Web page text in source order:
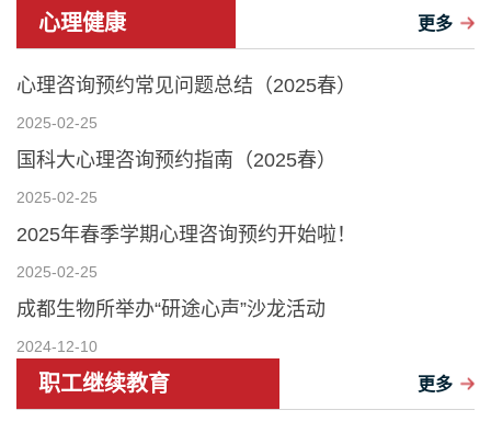
心理健康 更多
心理咨询预约常见问题总结（2025春）
2025-02-25
国科大心理咨询预约指南（2025春）
2025-02-25
2025年春季学期心理咨询预约开始啦！
2025-02-25
成都生物所举办“研途心声”沙龙活动
2024-12-10
职工继续教育 更多